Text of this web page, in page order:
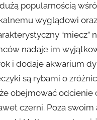
popularnością
wyglądowi
“miecz”
nadaje im
i dodaje akwarium
są rybami o
obejmować odcienie
czerni. Poza